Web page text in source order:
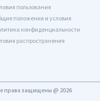
пользования
положения и условия
конфиденциальности
распространения
права защищены @ 2026